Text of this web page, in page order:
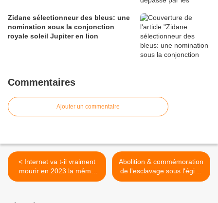
Zidane sélectionneur des bleus: une
nomination sous la conjonction
royale soleil Jupiter en lion
Commentaires
Ajouter un commentaire
< Internet va t-il vraiment
mourir en 2023 la même
année du transit de la
Abolition & commémoration
de l'esclavage sous l'égide
de Neptune en Poisson >